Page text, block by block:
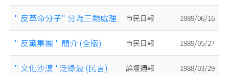
" 反革命分子" 分為三類處理 市民日報 1989/06/16
" 反黨集團 " 簡介 (全版) 市民日報 1989/05/27
" 文化沙漠 "泛綠波 (民言) 論壇週報 1988/03/29